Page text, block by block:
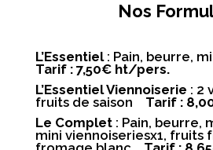
Nos
L’Essentiel: Pain, beurre,
Tarif : 7,50€ ht/pers.
L’Essentiel Viennoiserie : 2
fruits de saison Tarif :
Le Complet: Pain, beurre,
mini viennoiseriesx1, fruits